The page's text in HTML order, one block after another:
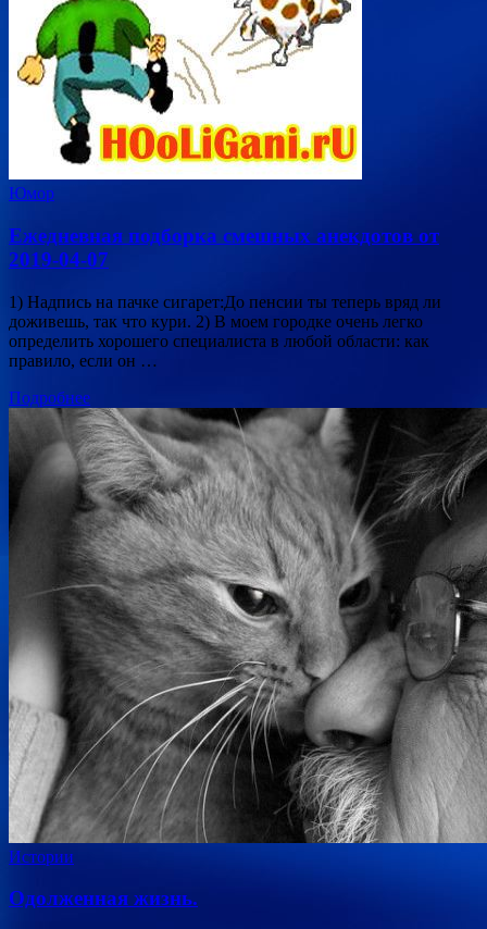
Юмор
Ежедневная подборка смешных анекдотов от
2019-04-07
1) Надпись на пачке сигарет:До пенсии ты теперь вряд ли
доживешь, так что кури. 2) В моем городке очень легко
определить хорошего специалиста в любой области: как
правило, если он …
Подробнее
Истории
Одолженная жизнь.